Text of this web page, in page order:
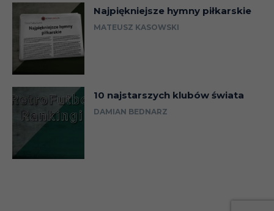
Najpiękniejsze hymny piłkarskie
MATEUSZ KASOWSKI
10 najstarszych klubów świata
DAMIAN BEDNARZ